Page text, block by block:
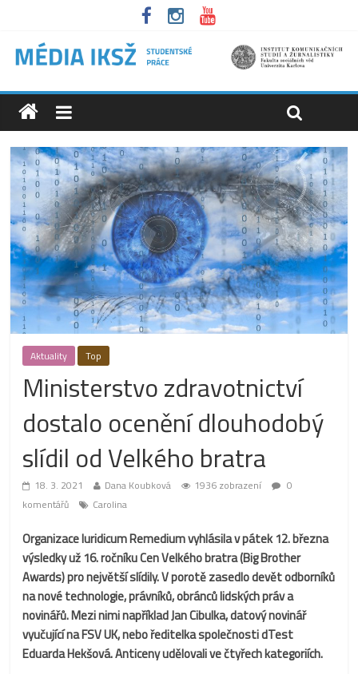
Aktuality Top
Ministerstvo zdravotnictví
dostalo ocenění dlouhodobý
slídil od Velkého bratra
18. 3. 2021 Dana Koubková 1936 zobrazení
0
komentářů
Carolina
Organizace Iuridicum Remedium vyhlásila v pátek 12. března
výsledky už 16. ročníku Cen Velkého bratra (Big Brother
Awards) pro největší slídily. V porotě zasedlo devět odborníků
na nové technologie, právníků, obránců lidských práv a
novinářů. Mezi nimi například Jan Cibulka, datový novinář
vyučující na FSV UK, nebo ředitelka společnosti dTest
Eduarda Hekšová. Anticeny udělovali ve čtyřech kategoriích.